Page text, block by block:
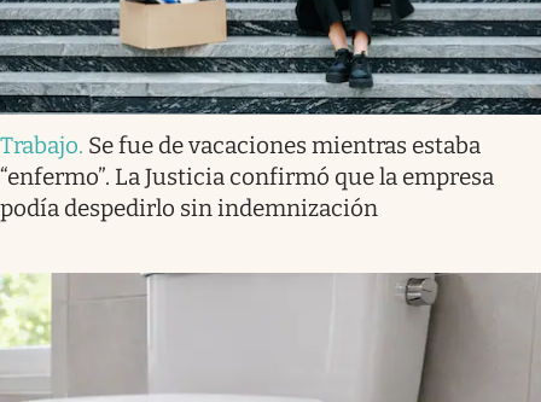
Trabajo. Se fue de vacaciones mientras estaba
“enfermo”. La Justicia confirmó que la empresa
podía despedirlo sin indemnización